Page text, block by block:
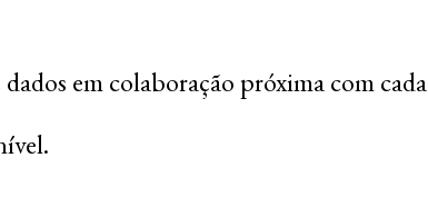
em colaboração próxima com cada